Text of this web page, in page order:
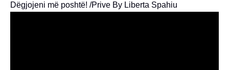
Dëgjojeni më poshtë! /Prive By Liberta Spahiu